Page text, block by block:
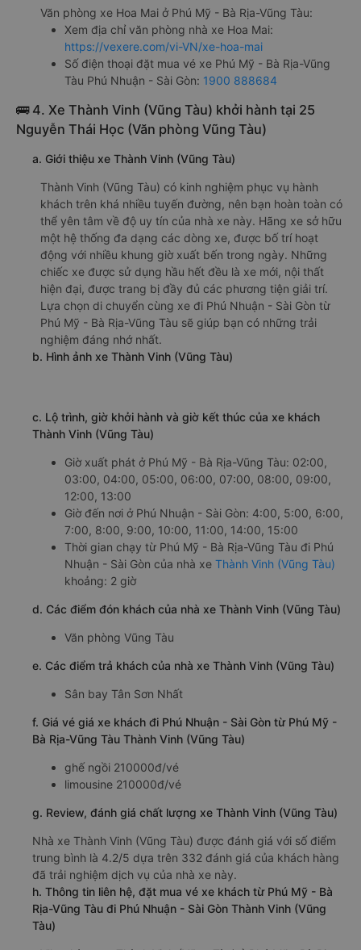
f. Giá vé giá xe khách đi Phú Nhuận - Sài Gòn từ Phú Mỹ -
Bà Rịa-Vũng Tàu Hoa Mai
ghế ngồi 230000đ/vé
g. Review, đánh giá chất lượng xe Hoa Mai
Nhà xe Hoa Mai được đánh giá với số điểm trung bình là
4.5/5 dựa trên 5070 đánh giá của khách hàng đã trải
nghiệm dịch vụ của nhà xe này.
h. Thông tin liên hệ, đặt mua vé xe khách từ Phú Mỹ - Bà
Rịa-Vũng Tàu đi Phú Nhuận - Sài Gòn Hoa Mai
Văn phòng xe Hoa Mai ở Phú Mỹ - Bà Rịa-Vũng Tàu:
Xem địa chỉ văn phòng nhà xe Hoa Mai:
https://vexere.com/vi-VN/xe-hoa-mai
Số điện thoại đặt mua vé xe Phú Mỹ - Bà Rịa-Vũng
Tàu Phú Nhuận - Sài Gòn: 1900 888684
🚌 4. Xe Thành Vinh (Vũng Tàu) khởi hành tại 25
Nguyễn Thái Học (Văn phòng Vũng Tàu)
Thành Vinh (Vũng Tàu) có kinh nghiệm phục vụ hành
khách trên khá nhiều tuyến đường, nên bạn hoàn toàn có
thể yên tâm về độ uy tín của nhà xe này. Hãng xe sở hữu
một hệ thống đa dạng các dòng xe, được bố trí hoạt
động với nhiều khung giờ xuất bến trong ngày. Những
chiếc xe được sử dụng hầu hết đều là xe mới, nội thất
hiện đại, được trang bị đầy đủ các phương tiện giải trí.
Lựa chọn di chuyển cùng xe đi Phú Nhuận - Sài Gòn từ
Phú Mỹ - Bà Rịa-Vũng Tàu sẽ giúp bạn có những trải
nghiệm đáng nhớ nhất.
b. Hình ảnh xe Thành Vinh (Vũng Tàu)
Thành Vinh (Vũng Tàu)
Giờ xuất phát ở Phú Mỹ - Bà Rịa-Vũng Tàu: 02:00,
12:00, 13:00
Giờ đến nơi ở Phú Nhuận - Sài Gòn: 4:00, 5:00, 6:00,
7:00, 8:00, 9:00, 10:00, 11:00, 14:00, 15:00
Thời gian chạy từ Phú Mỹ - Bà Rịa-Vũng Tàu đi Phú
khoảng: 2 giờ
d. Các điểm đón khách của nhà xe Thành Vinh (Vũng Tàu)
Văn phòng Vũng Tàu
e. Các điểm trả khách của nhà xe Thành Vinh (Vũng Tàu)